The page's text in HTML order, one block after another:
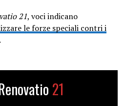
21, voci indicano
le forze speciali contri i
.
21